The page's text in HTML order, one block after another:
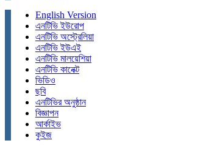
English Version
এনটিভি ইউরোপ
এনটিভি অস্ট্রেলিয়া
এনটিভি ইউএই
এনটিভি মালয়েশিয়া
এনটিভি কানেক্ট
ভিডিও
ছবি
এনটিভির অনুষ্ঠান
বিজ্ঞাপন
আর্কাইভ
কুইজ